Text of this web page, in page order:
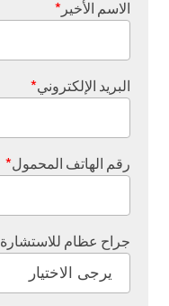
الاسم الأخير *
البريد الإلكتروني*
رقم الهاتف المحمول*
جراح عظام للاستشارة